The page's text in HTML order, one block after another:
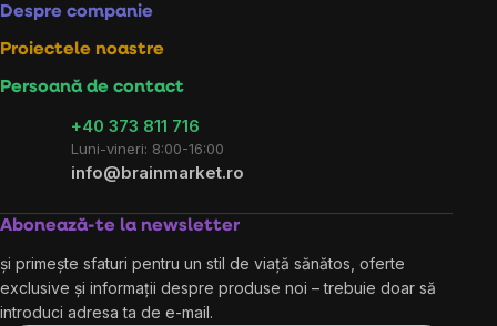
Despre companie
Proiectele noastre
Persoană de contact
+40 373 811 716
Luni-vineri: 8:00-16:00
info@brainmarket.ro
Abonează-te la newsletter
și primește sfaturi pentru un stil de viață sănătos, oferte
exclusive și informații despre produse noi – trebuie doar să
introduci adresa ta de e-mail.